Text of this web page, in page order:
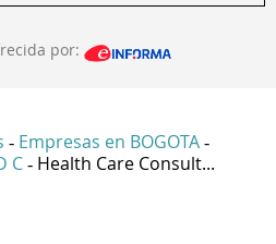
por:
- Empresas en BOGOTA -
C - Health Care Consult...